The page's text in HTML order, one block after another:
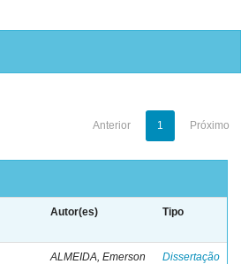
Anterior 1 Próximo
Autor(es) Tipo
ALMEIDA, Emerson
Dissertação